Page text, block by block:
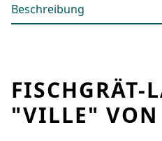
Beschreibung
FISCHGRÄT-
"VILLE" VON